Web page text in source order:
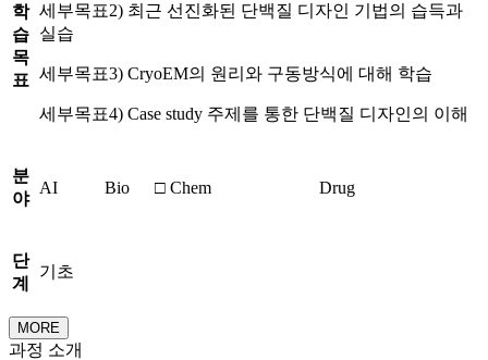
학
습
목
표
세부목표2) 최근 선진화된 단백질 디자인 기법의 습득과
실습
세부목표3) CryoEM의 원리와 구동방식에 대해 학습
세부목표4) Case study 주제를 통한 단백질 디자인의 이해
분
야
AI Bio □ Chem Drug
단
계
기초
MORE
과정 소개